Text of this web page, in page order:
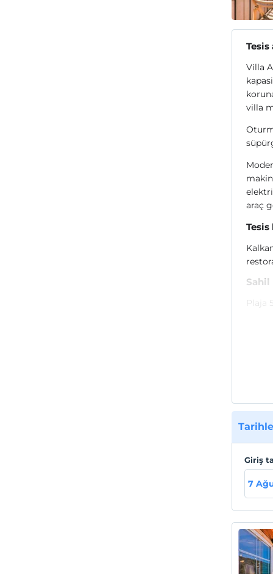
Tesis
Villa
villa
araç
Sahil
Plaja
Giriş
7